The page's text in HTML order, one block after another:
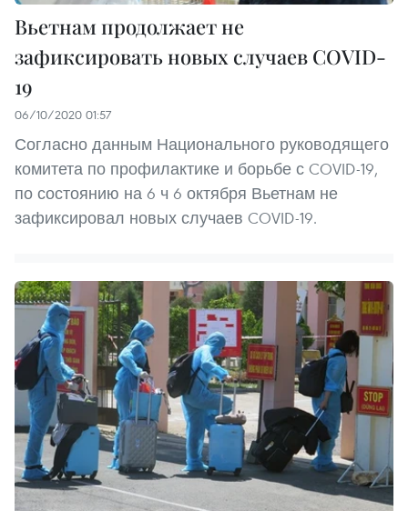
Вьетнам продолжает не
зафиксировать новых случаев COVID-
19
06/10/2020 01:57
Согласно данным Национального руководящего
комитета по профилактике и борьбе с COVID-19,
по состоянию на 6 ч 6 октября Вьетнам не
зафиксировал новых случаев COVID-19.